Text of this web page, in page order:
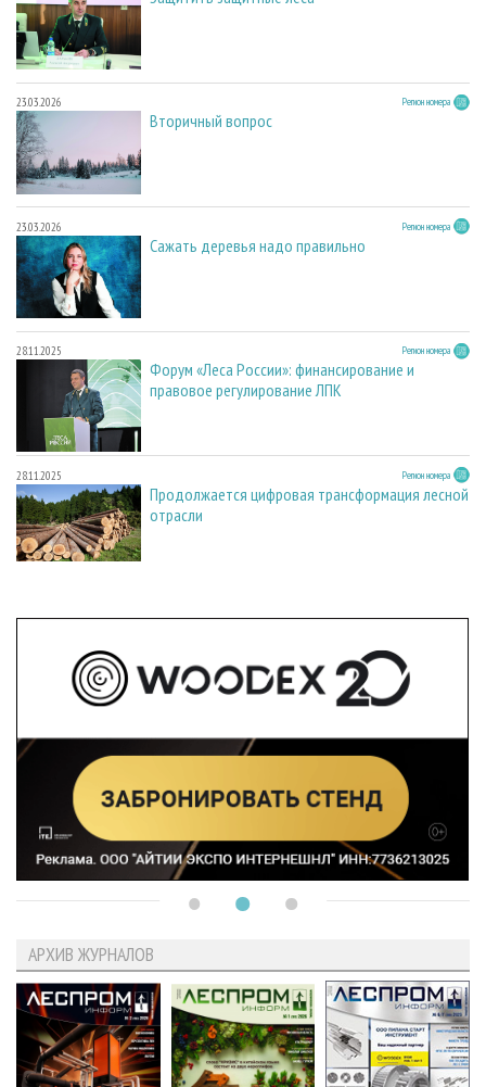
23.03.2026 Регион номера
Вторичный вопрос
23.03.2026 Регион номера
Сажать деревья надо правильно
28.11.2025 Регион номера
Форум «Леса России»: финансирование и
правовое регулирование ЛПК
28.11.2025 Регион номера
Продолжается цифровая трансформация лесной
отрасли
АРХИВ ЖУРНАЛОВ